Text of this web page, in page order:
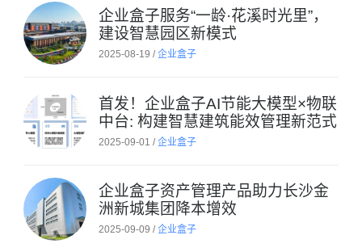
企业盒子服务“一龄·花溪时光里”，
建设智慧园区新模式
2025-08-19 /企业盒子
首发！企业盒子AI节能大模型×物联
中台: 构建智慧建筑能效管理新范式
2025-09-01 /企业盒子
企业盒子资产管理产品助力长沙金
洲新城集团降本增效
2025-09-09 /企业盒子